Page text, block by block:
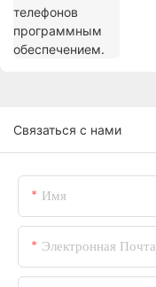
Связаться с нами
Имя
Электронная Почта